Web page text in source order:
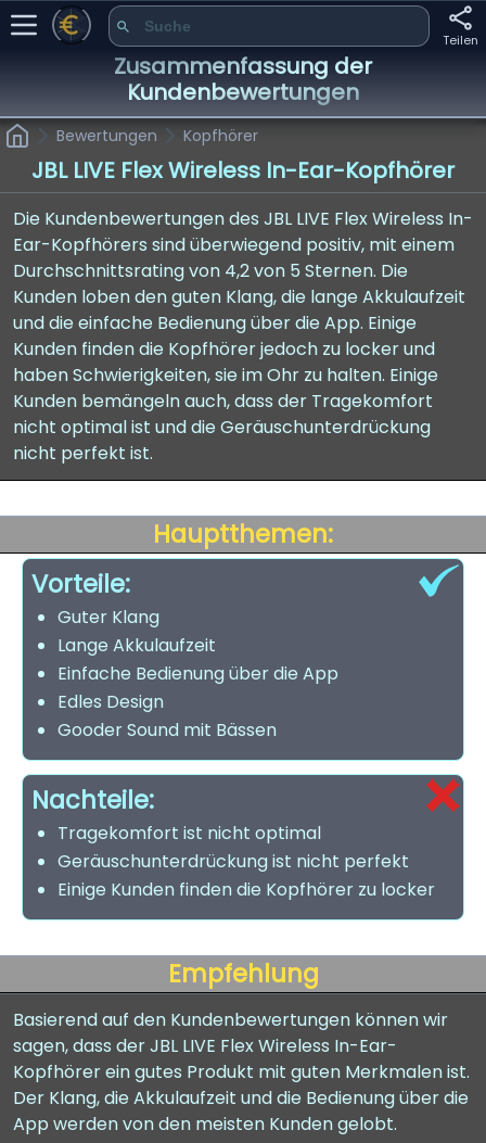
Teilen
Zusammenfassung der
Kundenbewertungen
Bewertungen Kopfhörer
JBL LIVE Flex Wireless In-Ear-Kopfhörer
Die Kundenbewertungen des JBL LIVE Flex Wireless In-
Ear-Kopfhörers sind überwiegend positiv, mit einem
Durchschnittsrating von 4,2 von 5 Sternen. Die
Kunden loben den guten Klang, die lange Akkulaufzeit
und die einfache Bedienung über die App. Einige
Kunden finden die Kopfhörer jedoch zu locker und
haben Schwierigkeiten, sie im Ohr zu halten. Einige
Kunden bemängeln auch, dass der Tragekomfort
nicht optimal ist und die Geräuschunterdrückung
nicht perfekt ist.
Hauptthemen:
Vorteile:
Guter Klang
Lange Akkulaufzeit
Einfache Bedienung über die App
Edles Design
Gooder Sound mit Bässen
Nachteile:
Tragekomfort ist nicht optimal
Geräuschunterdrückung ist nicht perfekt
Einige Kunden finden die Kopfhörer zu locker
Empfehlung
Basierend auf den Kundenbewertungen können wir
sagen, dass der JBL LIVE Flex Wireless In-Ear-
Kopfhörer ein gutes Produkt mit guten Merkmalen ist.
Der Klang, die Akkulaufzeit und die Bedienung über die
App werden von den meisten Kunden gelobt.